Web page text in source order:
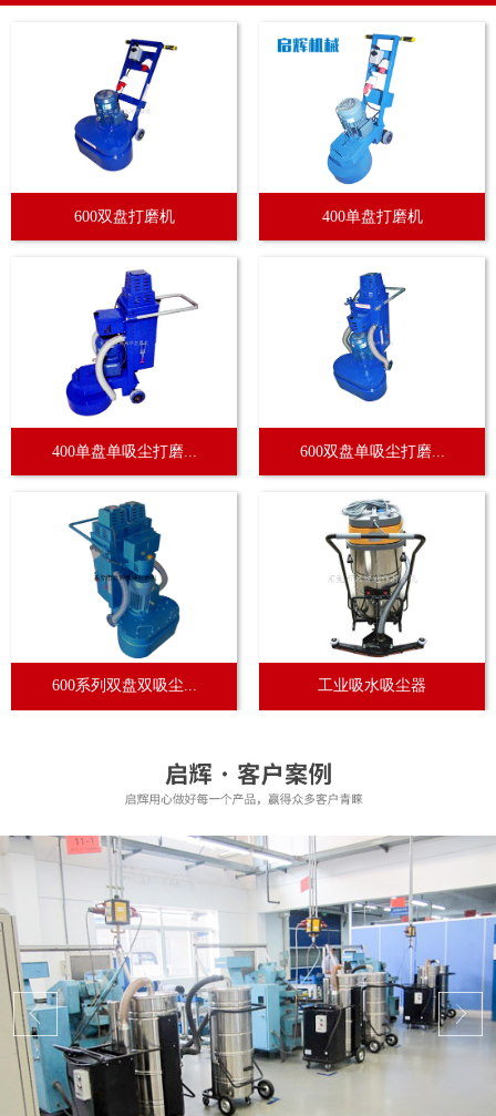
600双盘打磨机 400单盘打磨机
400单盘单吸尘打磨... 600双盘单吸尘打磨...
600系列双盘双吸尘... 工业吸水吸尘器